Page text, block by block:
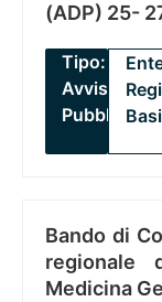
(ADP) 25-
Tipo:
Avviso
Pubblico
Bando di
regionale
Medicina